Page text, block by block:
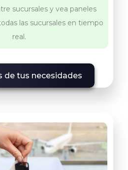
sucursales y vea paneles
las sucursales en tiempo
real.
de tus necesidades